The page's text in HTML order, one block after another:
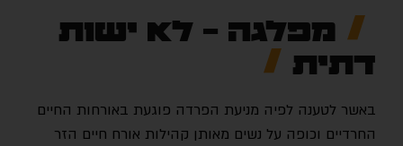
מפלגה - לא ישות
דתית
באשר לטענה לפיה מניעת הפרדה פוגעת באורחות החיים
החרדיים וכופה על נשים מאותן קהילות אורח חיים הזר